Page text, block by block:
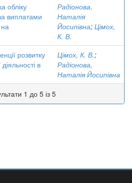
обліку
виплатами
Радіонова,
Наталія
Йосипівна; Цімох,
К. В.
розвитку
в
Цімох, К. В.;
Радіонова,
Наталія Йосипівна
1 до 5 із 5